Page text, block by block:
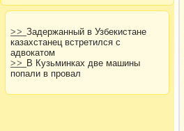
>> Задержанный в Узбекистане
казахстанец встретился с
адвокатом
>> В Кузьминках две машины
попали в провал